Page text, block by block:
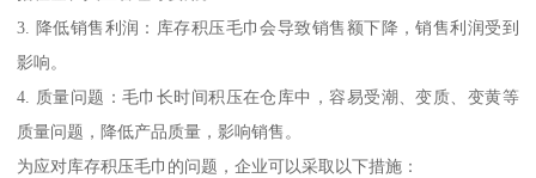
3. 降低销售利润：库存积压毛巾会导致销售额下降，销售利润受到
影响。
4. 质量问题：毛巾长时间积压在仓库中，容易受潮、变质、变黄等
质量问题，降低产品质量，影响销售。
为应对库存积压毛巾的问题，企业可以采取以下措施：